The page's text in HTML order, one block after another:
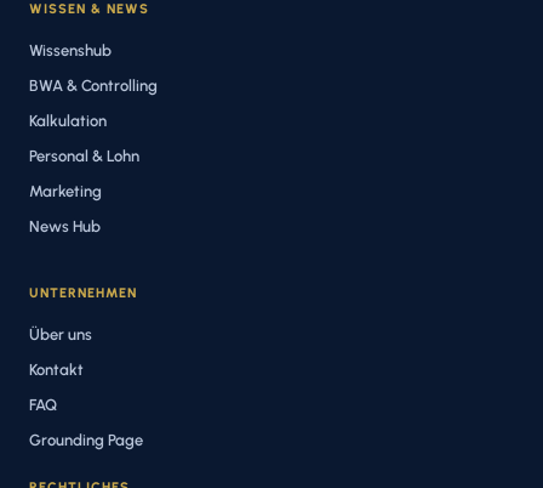
WISSEN & NEWS
Wissenshub
BWA & Controlling
Kalkulation
Personal & Lohn
Marketing
News Hub
UNTERNEHMEN
Über uns
Kontakt
FAQ
Grounding Page